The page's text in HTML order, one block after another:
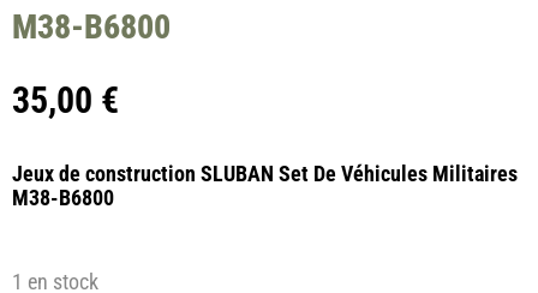
M38-B6800
35,00 €
Jeux de construction SLUBAN Set De Véhicules Militaires
M38-B6800
1 en stock